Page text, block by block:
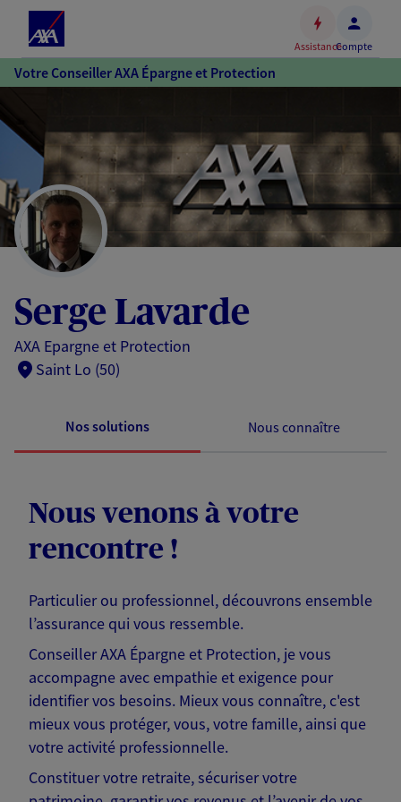
Accéder
au
Accéder
au
pied
de
page
AssistanceCompte
Votre Conseiller AXA Épargne et Protection
Serge Lavarde
AXA Epargne et Protection
Saint Lo (50)
Nos solutions Nous connaître
Nous venons à votre
rencontre !
Particulier ou professionnel, découvrons ensemble
l’assurance qui vous ressemble.
Conseiller AXA Épargne et Protection, je vous
accompagne avec empathie et exigence pour
identifier vos besoins. Mieux vous connaître, c'est
mieux vous protéger, vous, votre famille, ainsi que
votre activité professionnelle.
Constituer votre retraite, sécuriser votre